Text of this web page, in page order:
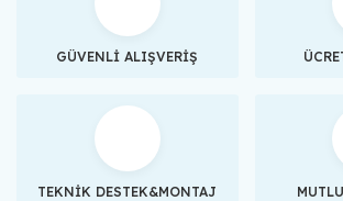
GÜVENLİ ALIŞVERİŞ
TEKNİK DESTEK&MONTAJ